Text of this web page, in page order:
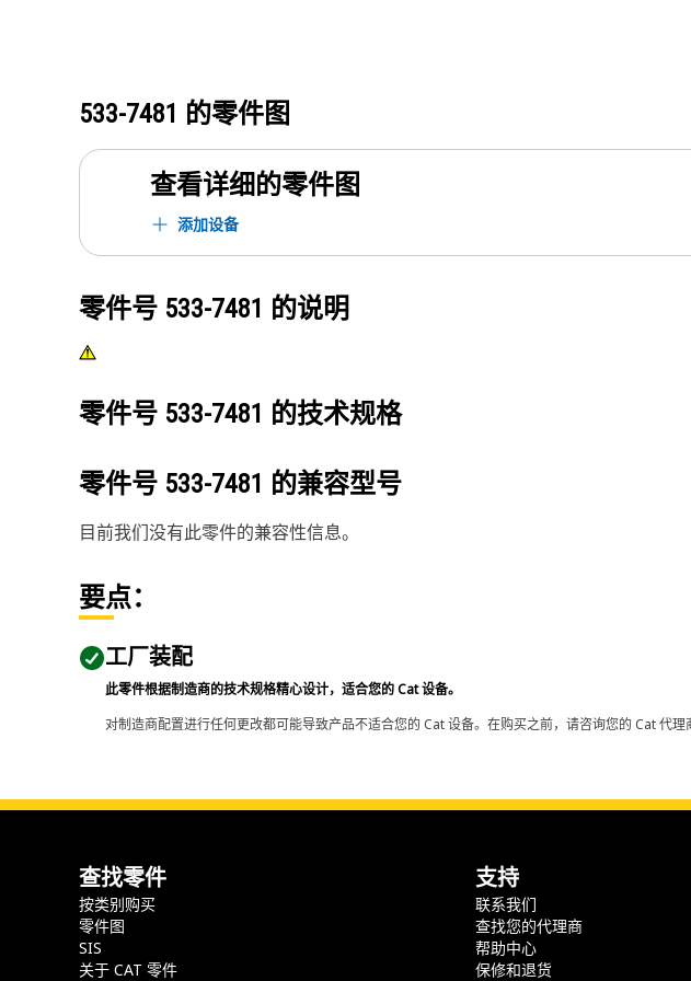
533-7481 的零件图
查看详细的零件图
添加设备
零件号 533-7481 的说明
零件号 533-7481 的技术规格
零件号 533-7481 的兼容型号
目前我们没有此零件的兼容性信息。
要点：
工厂装配
此零件根据制造商的技术规格精心设计，适合您的 Cat 设备。
对制造商配置进行任何更改都可能导致产品不适合您的 Cat 设备。在购买之前，请咨询您的 Cat 代
查找零件
按类别购买
零件图
SIS
关于 CAT 零件
支持
联系我们
查找您的代理商
帮助中心
保修和退货